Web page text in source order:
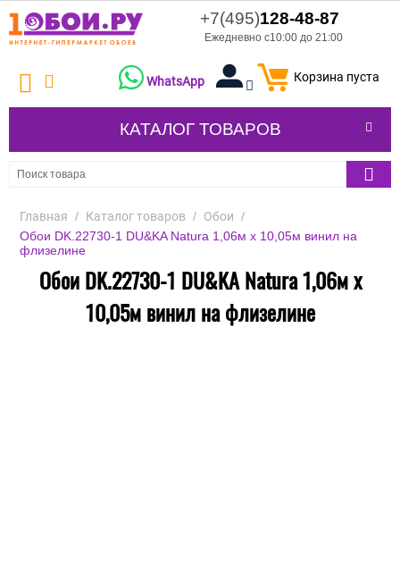
+7(495)128-48-87
Ежедневно с10:00 до 21:00
Корзина пуста
WhatsApp
КАТАЛОГ ТОВАРОВ
Главная / Каталог товаров / Обои /
Обои DK.22730-1 DU&KA Natura 1,06м х 10,05м винил на
флизелине
Обои DK.22730-1 DU&KA Natura 1,06м х
10,05м винил на флизелине